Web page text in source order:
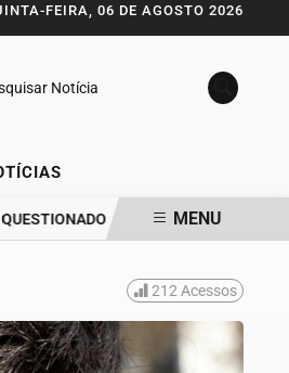
FEIRA, 06 DE AGOSTO 2026
Notícia
DRA. RAISSA SOARES
MENU
212Acessos